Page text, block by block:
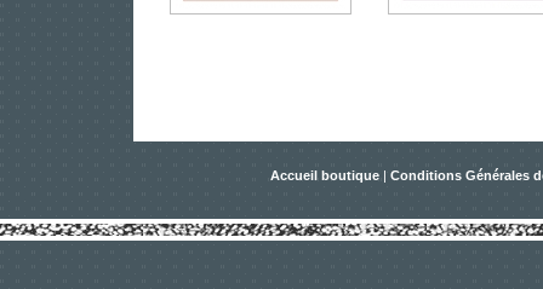
Accueil boutique | Conditions Générales